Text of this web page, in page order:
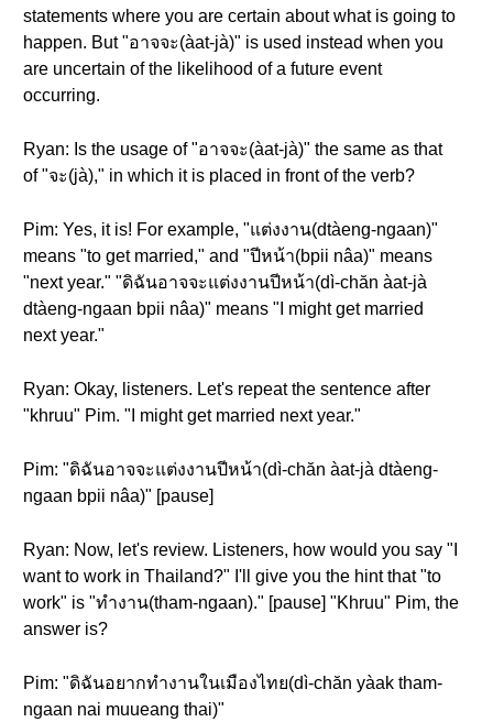
statements where you are certain about what is going to
happen. But "อาจจะ(àat-jà)" is used instead when you
are uncertain of the likelihood of a future event
occurring.
Ryan: Is the usage of "อาจจะ(àat-jà)" the same as that
of "จะ(jà)," in which it is placed in front of the verb?
Pim: Yes, it is! For example, "แต่งงาน(dtàeng-ngaan)"
means "to get married," and "ปีหน้า(bpii nâa)" means
"next year." "ดิฉันอาจจะแต่งงานปีหน้า(dì-chăn àat-jà
dtàeng-ngaan bpii nâa)" means "I might get married
next year."
Ryan: Okay, listeners. Let's repeat the sentence after
"khruu" Pim. "I might get married next year."
Pim: "ดิฉันอาจจะแต่งงานปีหน้า(dì-chăn àat-jà dtàeng-
ngaan bpii nâa)" [pause]
Ryan: Now, let's review. Listeners, how would you say "I
want to work in Thailand?" I'll give you the hint that "to
work" is "ทำงาน(tham-ngaan)." [pause] "Khruu" Pim, the
answer is?
Pim: "ดิฉันอยากทำงานในเมืองไทย(dì-chăn yàak tham-
ngaan nai muueang thai)"